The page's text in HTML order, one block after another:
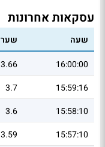
עסקאות אחרונות
שעה שער
16:00:00
3.66
15:59:16
3.7
15:58:10
3.6
15:57:10
3.59